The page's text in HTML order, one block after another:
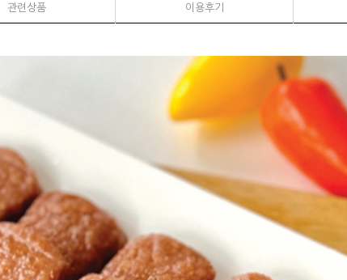
관련상품 이용후기